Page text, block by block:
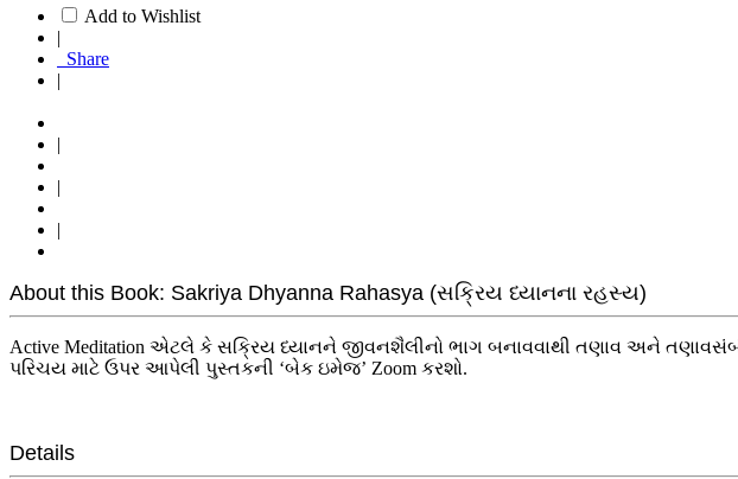
Add to Wishlist
|
Share
|
|
|
|
About this Book: Sakriya Dhyanna Rahasya (સક્રિય ધ્યાનના રહસ્ય)
Active Meditation એટલે કે સક્રિય ધ્યાનને જીવનશૈલીનો ભાગ બનાવવાથી તણાવ અને
પરિચય માટે ઉપર આપેલી પુસ્તકની ‘બેક ઇમેજ’ Zoom કરશો.
Details